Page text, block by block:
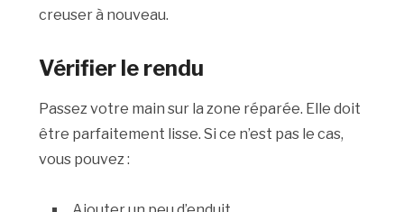
creuser à nouveau.
Vérifier le rendu
Passez votre main sur la zone réparée. Elle doit
être parfaitement lisse. Si ce n’est pas le cas,
vous pouvez :